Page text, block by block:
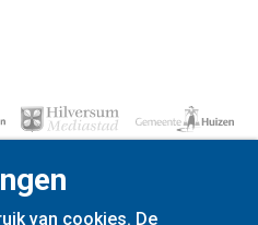
van cookies. De